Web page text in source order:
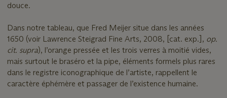
douce.
Dans notre tableau, que Fred Meijer situe dans les années
1650 (voir Lawrence Steigrad Fine Arts, 2008, [cat. exp.], op.
cit. supra), l’orange pressée et les trois verres à moitié vides,
mais surtout le braséro et la pipe, éléments formels plus rares
dans le registre iconographique de l’artiste, rappellent le
caractère éphémère et passager de l’existence humaine.